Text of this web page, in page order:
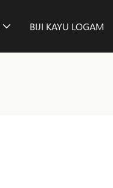
BIJI KAYU LOGAM